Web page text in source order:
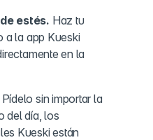
estés. Haz tu
a la app Kueski
en la
Pídelo sin importar la
del día, los
Kueski están